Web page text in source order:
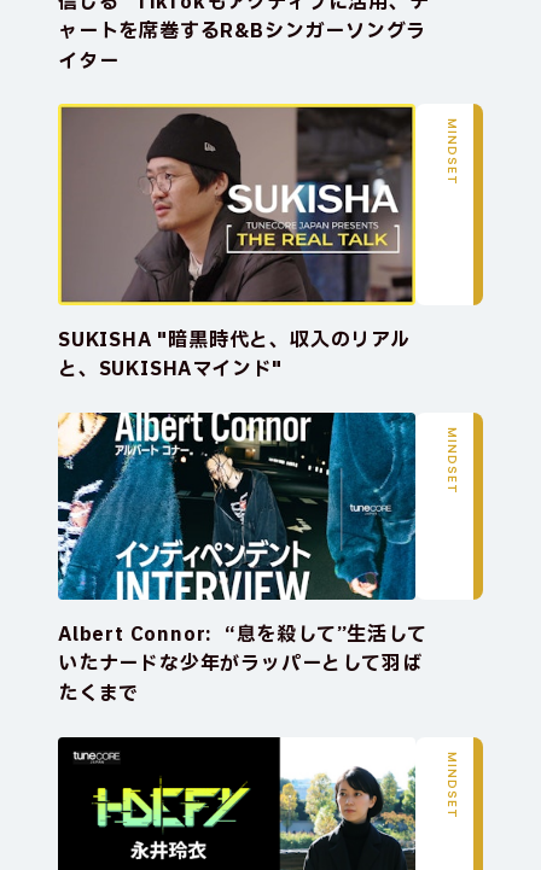
ャートを席巻するR&Bシンガーソングラ
イター
MINDSET
SUKISHA "暗黒時代と、収入のリアル
と、SUKISHAマインド"
MINDSET
Albert Connor:  “息を殺して”生活して
いたナードな少年がラッパーとして羽ば
たくまで
MINDSET